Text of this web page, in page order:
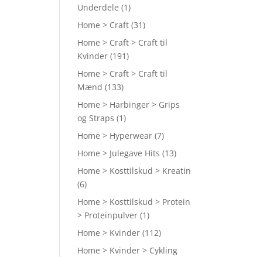
Underdele (1)
Home > Craft (31)
Home > Craft > Craft til
Kvinder (191)
Home > Craft > Craft til
Mænd (133)
Home > Harbinger > Grips
og Straps (1)
Home > Hyperwear (7)
Home > Julegave Hits (13)
Home > Kosttilskud > Kreatin
(6)
Home > Kosttilskud > Protein
> Proteinpulver (1)
Home > Kvinder (112)
Home > Kvinder > Cykling